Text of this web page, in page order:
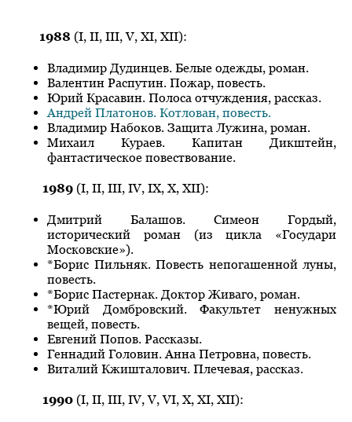
1988 (I, II, III, V, XI, XII):
Владимир Дудинцев. Белые одежды, роман.
Валентин Распутин. Пожар, повесть.
Юрий Красавин. Полоса отчуждения, рассказ.
Андрей Платонов. Котлован, повесть.
Владимир Набоков. Защита Лужина, роман.
Михаил Кураев. Капитан Дикштейн,
фантастическое повествование.
1989 (I, II, III, IV, IX, X, XII):
Дмитрий Балашов. Симеон Гордый,
исторический роман (из цикла «Государи
Московские»).
*Борис Пильняк. Повесть непогашенной луны,
повесть.
*Борис Пастернак. Доктор Живаго, роман.
*Юрий Домбровский. Факультет ненужных
вещей, повесть.
Евгений Попов. Рассказы.
Геннадий Головин. Анна Петровна, повесть.
Виталий Кжишталович. Плечевая, рассказ.
1990 (I, II, III, IV, V, VI, X, XI, XII):